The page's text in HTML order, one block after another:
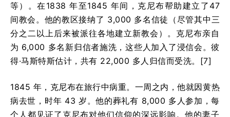
等）。在1838 年至1845 年间，克尼布帮助建立了47
间教会。他的教区接纳了 3,000 多名信徒（尽管其中三
分之二以上后来被派往各地建立新教会）。克尼布亲自
为 6,000 多名新归信者施洗，这些人加入了浸信会。彼
得·马斯特斯估计，共有 22,000 多人归信而受洗。[7]
1845 年，克尼布在旅行中病重。一周之内，他就因黄热
病去世，时年 43 岁。他的葬礼有 8,000 多人参加，每
个人都见证了克尼布对他们信仰的深远影响。他的妻子